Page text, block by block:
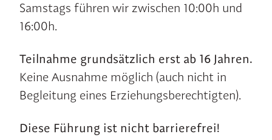
Samstags führen wir zwischen 10:00h und
16:00h.
Teilnahme grundsätzlich erst ab 16 Jahren.
Keine Ausnahme möglich (auch nicht in
Begleitung eines Erziehungsberechtigten).
Diese Führung ist nicht barrierefrei!